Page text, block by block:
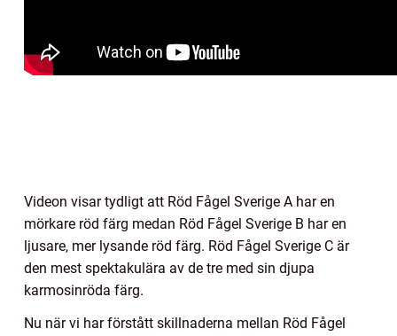
Videon visar tydligt att Röd Fågel Sverige A har en
mörkare röd färg medan Röd Fågel Sverige B har en
ljusare, mer lysande röd färg. Röd Fågel Sverige C är
den mest spektakulära av de tre med sin djupa
karmosinröda färg.
Nu när vi har förstått skillnaderna mellan Röd Fågel